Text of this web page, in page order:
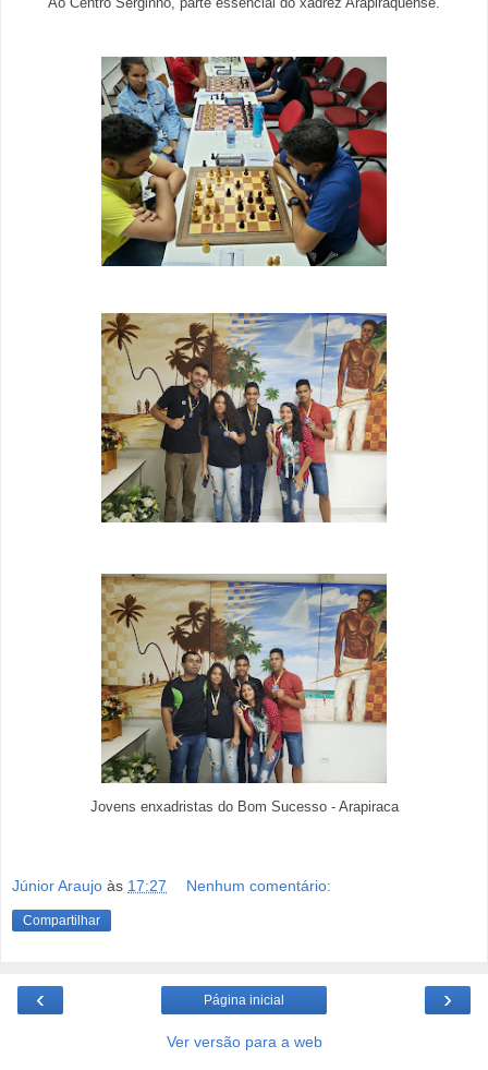
Ao Centro Serginho, parte essencial do xadrez Arapiraquense.
Jovens enxadristas do Bom Sucesso - Arapiraca
Júnior Araujo às 17:27 Nenhum comentário:
Compartilhar
‹ ›
Página inicial
Ver versão para a web